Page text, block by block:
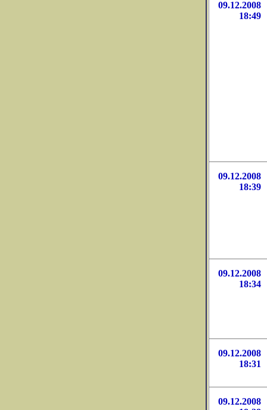
09.12.2008
18:49
09.12.2008
18:39
09.12.2008
18:34
09.12.2008
18:31
09.12.2008